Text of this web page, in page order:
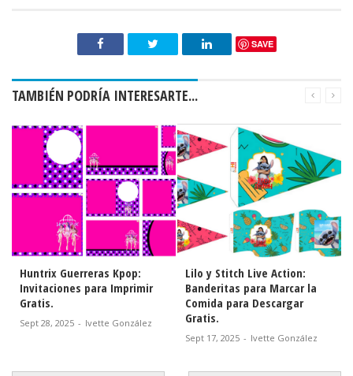
SAVE
TAMBIÉN PODRÍA INTERESARTE...
Huntrix Guerreras Kpop:
Invitaciones para Imprimir
Gratis.
Sept 28, 2025 - Ivette González
Lilo y Stitch Live Action:
Banderitas para Marcar la
Comida para Descargar
Gratis.
Sept 17, 2025 - Ivette González